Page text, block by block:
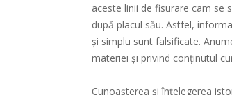
aceste linii de fisurare cam se
după placul său. Astfel,
și simplu sunt falsificate.
materiei și privind conținutul
Cunoașterea și înțelegerea